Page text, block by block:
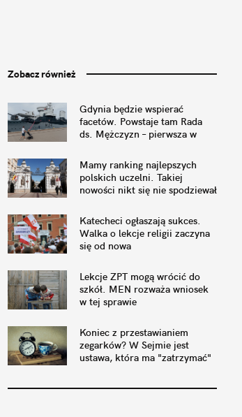
Zobacz również
Gdynia będzie wspierać
facetów. Powstaje tam Rada
ds. Mężczyzn – pierwsza w
Mamy ranking najlepszych
polskich uczelni. Takiej
nowości nikt się nie spodziewał
Katecheci ogłaszają sukces.
Walka o lekcje religii zaczyna
się od nowa
Lekcje ZPT mogą wrócić do
szkół. MEN rozważa wniosek
w tej sprawie
Koniec z przestawianiem
zegarków? W Sejmie jest
ustawa, która ma "zatrzymać"